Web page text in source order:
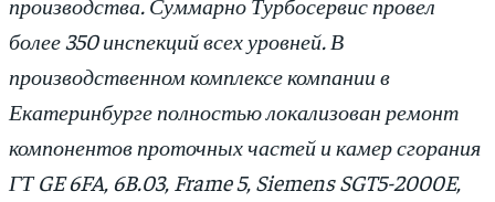
более 350 инспекций всех уровней. В
производственном комплексе компании в
Екатеринбурге полностью локализован ремонт
компонентов проточных частей и камер сгорания
ГТ GE 6FA, 6B.03, Frame 5, Siemens SGT5-2000E,